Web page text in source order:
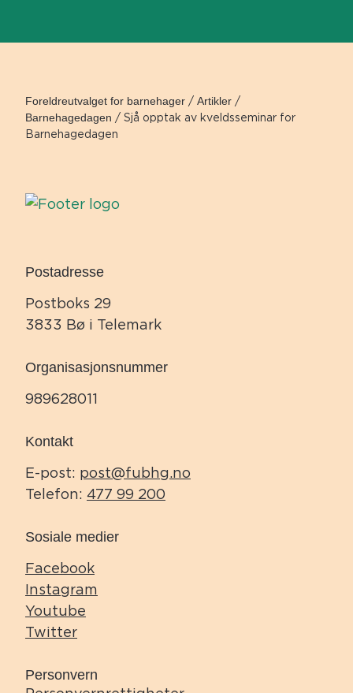
Foreldreutvalget for barnehager / Artikler /
Barnehagedagen / Sjå opptak av kveldsseminar for
Barnehagedagen
Postadresse
Postboks 29
3833 Bø i Telemark
Organisasjonsnummer
989628011
Kontakt
E-post: post@fubhg.no
Telefon: 477 99 200
Sosiale medier
Facebook
Instagram
Youtube
Twitter
Personvern